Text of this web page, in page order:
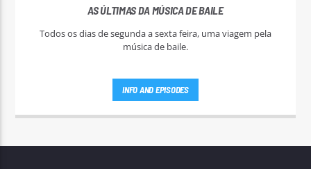
AS ÚLTIMAS DA MÚSICA DE BAILE
Todos os dias de segunda a sexta feira, uma viagem pela
música de baile.
INFO AND EPISODES